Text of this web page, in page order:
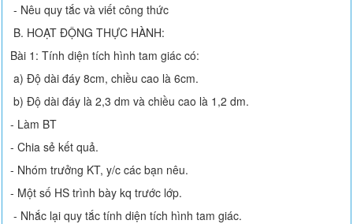
- Nêu quy tắc và viết công thức
B. HOẠT ĐỘNG THỰC HÀNH:
Bài 1: Tính diện tích hình tam giác có:
a) Độ dài đáy 8cm, chiều cao là 6cm.
b) Độ dài đáy là 2,3 dm và chiều cao là 1,2 dm.
- Làm BT
- Chia sẻ kết quả.
- Nhóm trưởng KT, y/c các bạn nêu.
- Một số HS trình bày kq trước lớp.
- Nhắc lại quy tắc tính diện tích hình tam giác.